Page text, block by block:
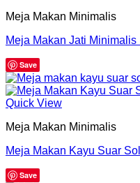
Meja Makan Minimalis
Meja Makan Jati
Save
Quick View
Meja Makan Minimalis
Meja Makan Kayu Suar
Save